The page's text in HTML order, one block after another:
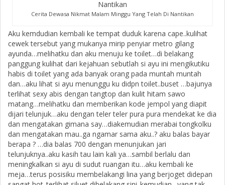
Cerita Dewasa Nikmat Malam Minggu Yang Telah Di Nantikan
Aku kemdudian kembali ke tempat duduk karena cape..kulihat
cewek tersebut yang mukanya mirip penyiar metro gilang
ayunda…melihatku dan aku menuju ke toilet…di belakang
panggung kulihat dari kejahuan sebutlah si ayu ini mengikutiku
habis di toilet yang ada banyak orang pada muntah muntah
dan…aku lihat si ayu menunggu ku didpn toilet..buset …bajunya
terlihat sexy abis dengan tangtop dan kulit hitam sawo
matang…melihatku dan memberikan kode jempol yang diapit
dijari telunjuk…aku dengan teler teler pura pura mendekat ke dia
dan mengatakan gimana say…diakemudian merabai tongkolku
dan mengatakan mau..ga ngamar sama aku..? aku balas bayar
berapa ? …dia balas 700 dengan menunjukan jari
telunjuknya..aku kasih tau lain kali ya…sambil berlalu dan
meningkalkan si ayu di sudut ruangan itu…aku kembali ke
meja…terus posisiku membelakangi lina yang berjoget didepan